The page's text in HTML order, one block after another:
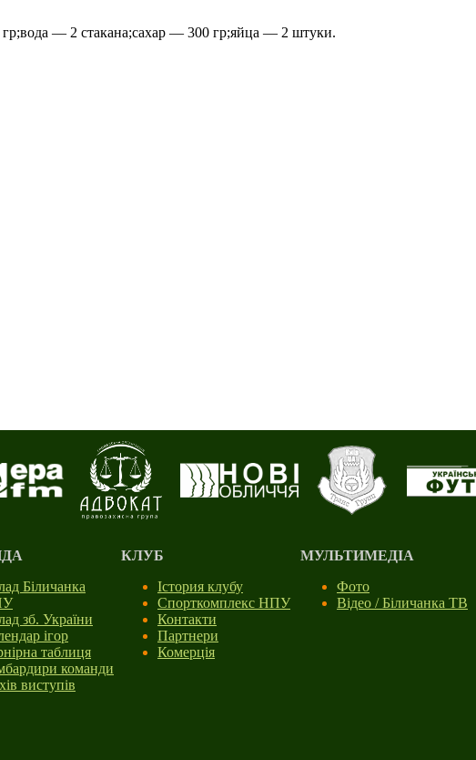
— 2 стакана;сахар — 300 гр;яйца — 2 штуки.
Біличанка
зб. України
ігор
таблиця
команди
виступів
КЛУБ
Істория клубу
Спорткомплекс НПУ
Контакти
Партнери
Комерція
МУЛЬТИМЕДІА
Фото
Відео / Біличанка ТВ